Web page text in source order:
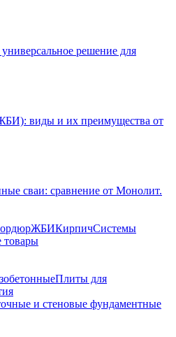
решение для
виды и их преимущества от
сваи: сравнение от Монолит.
ЖБИКирпичСистемы
товары
Плиты для
и стеновые фундаментные